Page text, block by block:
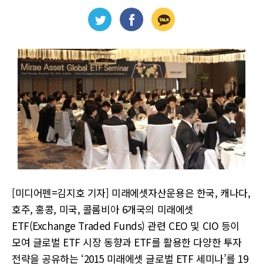
[미디어펜=김지호 기자] 미래에셋자산운용은 한국, 캐나다,
호주, 홍콩, 미국, 콜롬비아 6개국의 미래에셋
ETF(Exchange Traded Funds) 관련 CEO 및 CIO 등이
모여 글로벌 ETF 시장 동향과 ETF를 활용한 다양한 투자
전략을 공유하는 ‘2015 미래에셋 글로벌 ETF 세미나’를 19